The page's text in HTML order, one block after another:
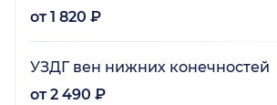
от 1 820 ₽
УЗДГ вен нижних конечностей
от 2 490 ₽